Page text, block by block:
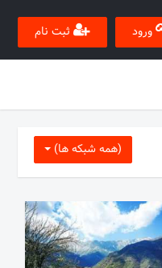
ورود ثبت نام
(همه شبکه ها)